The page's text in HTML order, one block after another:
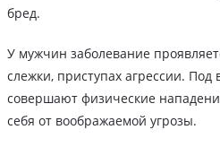
бред.
У мужчин заболевание
слежки, приступах агрессии. Под
совершают физические
себя от воображаемой угрозы.